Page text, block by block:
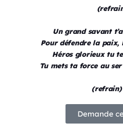
Un grand savant
Pour défendre la paix,
Héros glorieux tu
Tu mets ta force au
(refrain)
Demande